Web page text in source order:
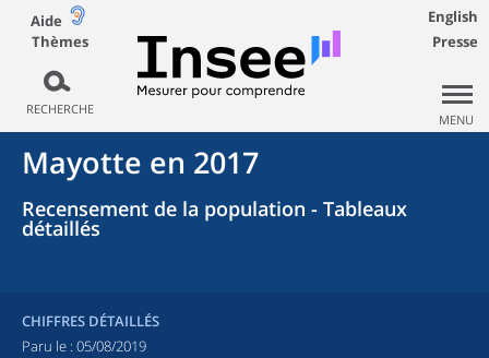
Aide
Thèmes
RECHERCHE
English
Presse
MENU
Mayotte en 2017
Recensement de la population - Tableaux
détaillés
CHIFFRES DÉTAILLÉS
Paru le : 05/08/2019